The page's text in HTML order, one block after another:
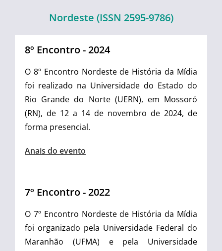
Nordeste (ISSN 2595-9786)
8º Encontro - 2024
O 8º Encontro Nordeste de História da Mídia
foi realizado na Universidade do Estado do
Rio Grande do Norte (UERN), em Mossoró
(RN), de 12 a 14 de novembro de 2024, de
forma presencial.
Anais do evento
7º Encontro - 2022
O 7º Encontro Nordeste de História da Mídia
foi organizado pela Universidade Federal do
Maranhão (UFMA) e pela Universidade